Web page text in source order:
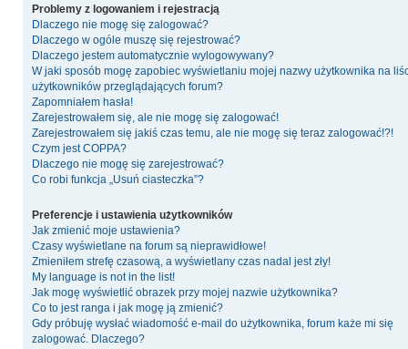
Problemy z logowaniem i rejestracją
Dlaczego nie mogę się zalogować?
Dlaczego w ogóle muszę się rejestrować?
Dlaczego jestem automatycznie wylogowywany?
W jaki sposób mogę zapobiec wyświetlaniu mojej nazwy użytkownika na
użytkowników przeglądających forum?
Zapomniałem hasła!
Zarejestrowałem się, ale nie mogę się zalogować!
Zarejestrowałem się jakiś czas temu, ale nie mogę się teraz zalogować!?!
Czym jest COPPA?
Dlaczego nie mogę się zarejestrować?
Co robi funkcja „Usuń ciasteczka”?
Preferencje i ustawienia użytkowników
Jak zmienić moje ustawienia?
Czasy wyświetlane na forum są nieprawidłowe!
Zmieniłem strefę czasową, a wyświetlany czas nadal jest zły!
My language is not in the list!
Jak mogę wyświetlić obrazek przy mojej nazwie użytkownika?
Co to jest ranga i jak mogę ją zmienić?
Gdy próbuję wysłać wiadomość e-mail do użytkownika, forum każe mi się
zalogować. Dlaczego?